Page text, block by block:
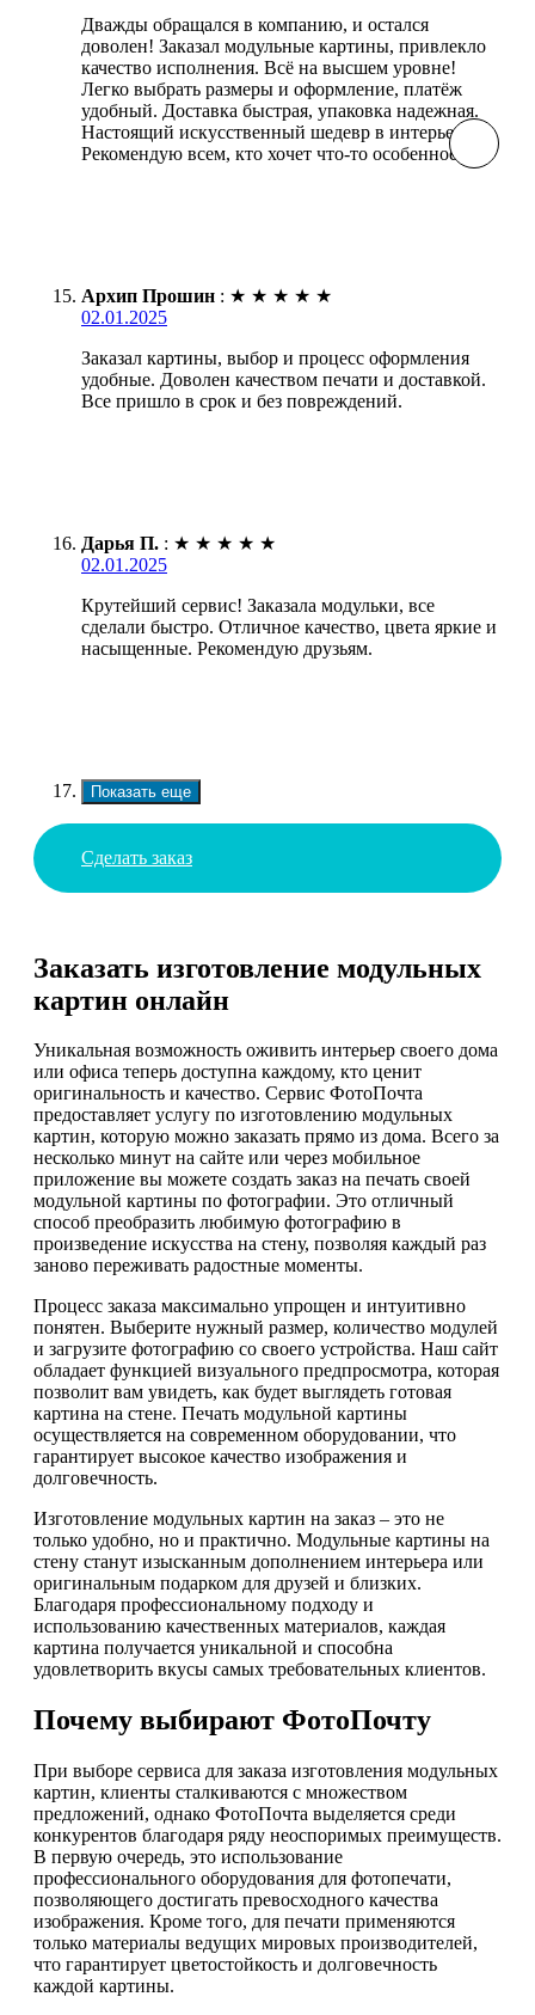
Дважды обращался в компанию, и остался
доволен! Заказал модульные картины, привлекло
качество исполнения. Всё на высшем уровне!
Легко выбрать размеры и оформление, платёж
удобный. Доставка быстрая, упаковка надежная.
Настоящий искусственный шедевр в интерьере!
Рекомендую всем, кто хочет что-то особенное.
Архип Прошин : ★ ★ ★ ★ ★
02.01.2025
Заказал картины, выбор и процесс оформления
удобные. Доволен качеством печати и доставкой.
Все пришло в срок и без повреждений.
Дарья П. : ★ ★ ★ ★ ★
02.01.2025
Крутейший сервис! Заказала модульки, все
сделали быстро. Отличное качество, цвета яркие и
насыщенные. Рекомендую друзьям.
Показать еще
Сделать заказ
Заказать изготовление модульных
картин онлайн
Уникальная возможность оживить интерьер своего дома
или офиса теперь доступна каждому, кто ценит
оригинальность и качество. Сервис ФотоПочта
предоставляет услугу по изготовлению модульных
картин, которую можно заказать прямо из дома. Всего за
несколько минут на сайте или через мобильное
приложение вы можете создать заказ на печать своей
модульной картины по фотографии. Это отличный
способ преобразить любимую фотографию в
произведение искусства на стену, позволяя каждый раз
заново переживать радостные моменты.
Процесс заказа максимально упрощен и интуитивно
понятен. Выберите нужный размер, количество модулей
и загрузите фотографию со своего устройства. Наш сайт
обладает функцией визуального предпросмотра, которая
позволит вам увидеть, как будет выглядеть готовая
картина на стене. Печать модульной картины
осуществляется на современном оборудовании, что
гарантирует высокое качество изображения и
долговечность.
Изготовление модульных картин на заказ – это не
только удобно, но и практично. Модульные картины на
стену станут изысканным дополнением интерьера или
оригинальным подарком для друзей и близких.
Благодаря профессиональному подходу и
использованию качественных материалов, каждая
картина получается уникальной и способна
удовлетворить вкусы самых требовательных клиентов.
Почему выбирают ФотоПочту
При выборе сервиса для заказа изготовления модульных
картин, клиенты сталкиваются с множеством
предложений, однако ФотоПочта выделяется среди
конкурентов благодаря ряду неоспоримых преимуществ.
В первую очередь, это использование
профессионального оборудования для фотопечати,
позволяющего достигать превосходного качества
изображения. Кроме того, для печати применяются
только материалы ведущих мировых производителей,
что гарантирует цветостойкость и долговечность
каждой картины.